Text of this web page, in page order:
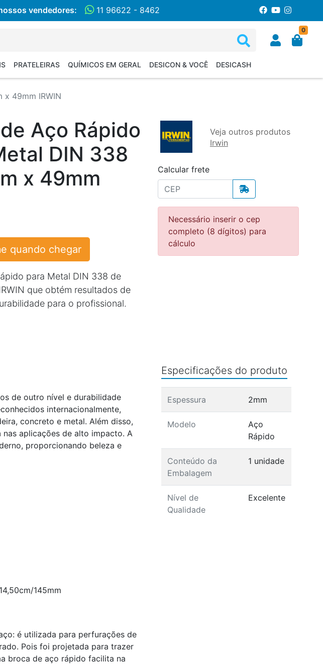
vendedores: 11 96622 - 8462
0
PRATELEIRAS QUÍMICOS EM GERAL DESICON & VOCÊ DESICASH
x 49mm IRWIN
Aço Rápido
DIN 338
x 49mm
quando chegar
para Metal DIN 338 de
que obtém resultados de
para o profissional.
Veja outros produtos
Irwin
Calcular frete
Necessário inserir o cep
completo (8 dígitos) para
cálculo
de outro nível e durabilidade
internacionalmente,
concreto e metal. Além disso,
aplicações de alto impacto. A
proporcionando beleza e
145mm
é utilizada para perfurações de
Pois foi projetada para trazer
broca de aço rápido facilita na
Especificações do produto
Espessura 2mm
Modelo
Aço
Rápido
Conteúdo da
Embalagem
1 unidade
Nível de
Qualidade
Excelente